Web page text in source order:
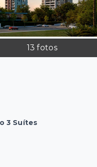
13 fotos
3 Suítes